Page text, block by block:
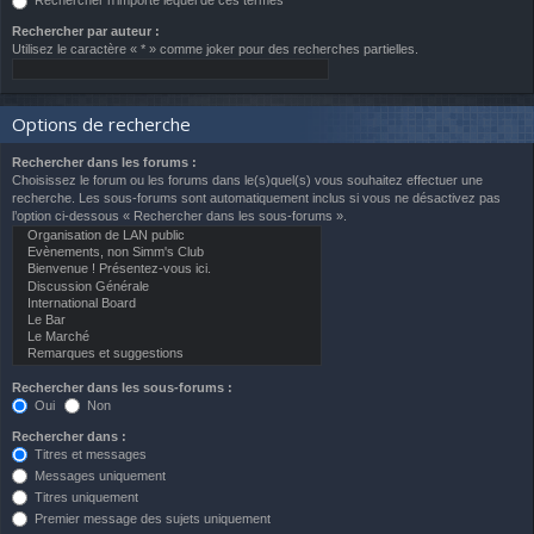
Rechercher par auteur :
Utilisez le caractère « * » comme joker pour des recherches partielles.
Options de recherche
Rechercher dans les forums :
Choisissez le forum ou les forums dans le(s)quel(s) vous souhaitez effectuer une
recherche. Les sous-forums sont automatiquement inclus si vous ne désactivez pas
l’option ci-dessous « Rechercher dans les sous-forums ».
Rechercher dans les sous-forums :
Oui
Non
Rechercher dans :
Titres et messages
Messages uniquement
Titres uniquement
Premier message des sujets uniquement